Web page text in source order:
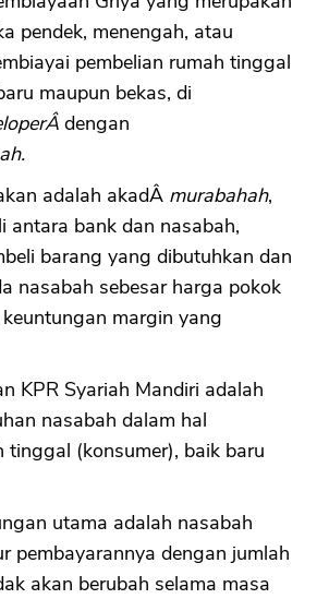
pendek, menengah, atau
pembelian rumah tinggal
maupun bekas, di
dengan
adalah akadÂ murabahah,
antara bank dan nasabah,
barang yang dibutuhkan dan
nasabah sebesar harga pokok
margin yang
KPR Syariah Mandiri adalah
nasabah dalam hal
tinggal (konsumer), baik baru
utama adalah nasabah
pembayarannya dengan jumlah
akan berubah selama masa